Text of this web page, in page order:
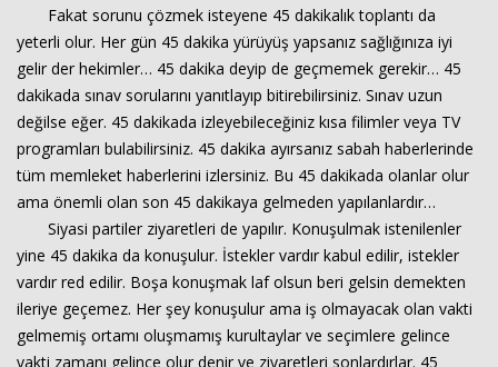
Fakat sorunu çözmek isteyene 45 dakikalık toplantı da
yeterli olur. Her gün 45 dakika yürüyüş yapsanız sağlığınıza iyi
gelir der hekimler… 45 dakika deyip de geçmemek gerekir… 45
dakikada sınav sorularını yanıtlayıp bitirebilirsiniz. Sınav uzun
değilse eğer. 45 dakikada izleyebileceğiniz kısa filimler veya TV
programları bulabilirsiniz. 45 dakika ayırsanız sabah haberlerinde
tüm memleket haberlerini izlersiniz. Bu 45 dakikada olanlar olur
ama önemli olan son 45 dakikaya gelmeden yapılanlardır…
Siyasi partiler ziyaretleri de yapılır. Konuşulmak istenilenler
yine 45 dakika da konuşulur. İstekler vardır kabul edilir, istekler
vardır red edilir. Boşa konuşmak laf olsun beri gelsin demekten
ileriye geçemez. Her şey konuşulur ama iş olmayacak olan vakti
gelmemiş ortamı oluşmamış kurultaylar ve seçimlere gelince
vakti zamanı gelince olur denir ve ziyaretleri sonlardırlar. 45